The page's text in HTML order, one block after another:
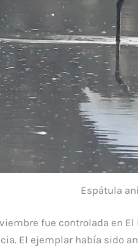
Espátula
fue controlada en
El ejemplar había sido